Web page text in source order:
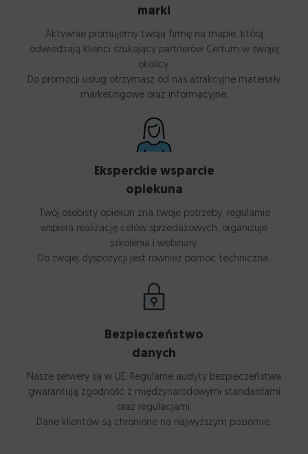
marki
Aktywnie promujemy twoją firmę na mapie, którą
odwiedzają klienci szukający partnerów Certum w swojej
okolicy.
Do promocji usług otrzymasz od nas atrakcyjne materiały
marketingowe oraz informacyjne.
Eksperckie wsparcie
opiekuna
Twój osobisty opiekun zna twoje potrzeby, regularnie
wspiera realizację celów sprzedażowych, organizuje
szkolenia i webinary.
Do twojej dyspozycji jest również pomoc techniczna.
Bezpieczeństwo
danych
Nasze serwery są w UE. Regularne audyty bezpieczeństwa
gwarantują zgodność z międzynarodowymi standardami
oraz regulacjami.
Dane klientów są chronione na najwyższym poziomie.